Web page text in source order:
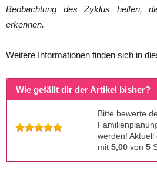
Beobachtung des Zyklus helfen,
erkennen.
Weitere Informationen finden sich in
Wie gefällt dir der Artikel bisher?
Bitte bewerte
werden! Aktuell
mit 5,00 von 5